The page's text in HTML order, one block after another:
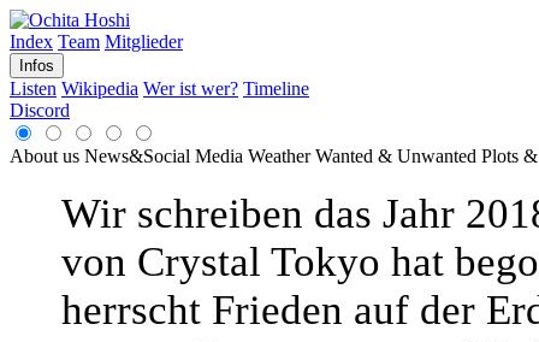
Index Team Mitglieder
Infos
Listen Wikipedia Wer ist wer? Timeline
Discord
About us News&Social Media Weather Wanted & Unwanted Plots
Wir schreiben das Jahr
von Crystal Tokyo hat
herrscht Frieden auf der